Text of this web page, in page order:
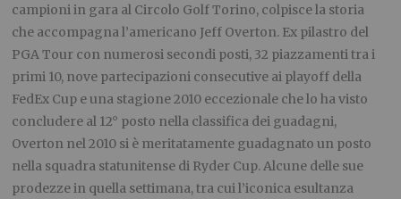
campioni in gara al Circolo Golf Torino, colpisce la storia
che accompagna l’americano Jeff Overton. Ex pilastro del
PGA Tour con numerosi secondi posti, 32 piazzamenti tra i
primi 10, nove partecipazioni consecutive ai playoff della
FedEx Cup e una stagione 2010 eccezionale che lo ha visto
concludere al 12° posto nella classifica dei guadagni,
Overton nel 2010 si è meritatamente guadagnato un posto
nella squadra statunitense di Ryder Cup. Alcune delle sue
prodezze in quella settimana, tra cui l’iconica esultanza